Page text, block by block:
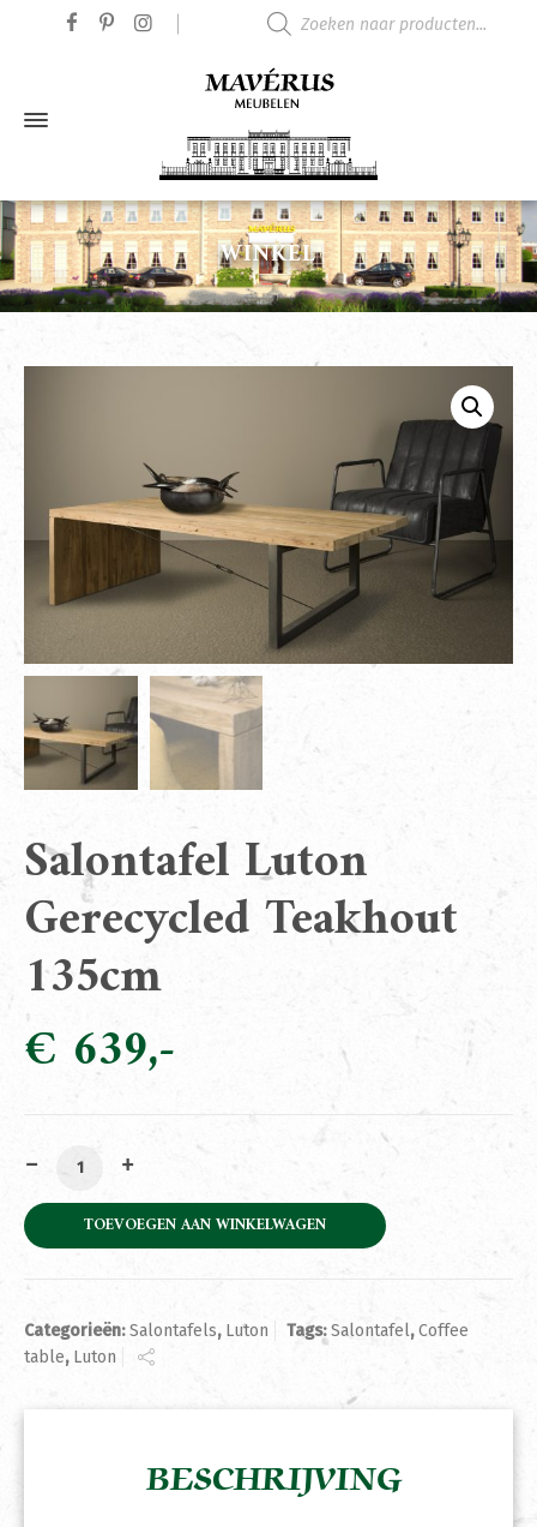
WINKEL
Salontafel Luton
Gerecycled Teakhout
135cm
€ 639
Salontafel Luton Gerecycled Teakhout 135cm aantal
TOEVOEGEN AAN WINKELWAGEN
Categorieën:Salontafels, Luton Tags:Salontafel,Coffee
table, Luton
BESCHRIJVING